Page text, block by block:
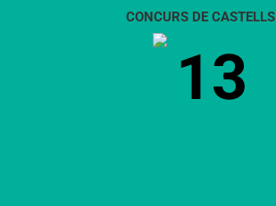
CONCURS DE CASTELLS
13